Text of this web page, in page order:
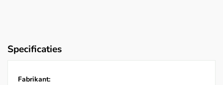
Specificaties
Fabrikant: